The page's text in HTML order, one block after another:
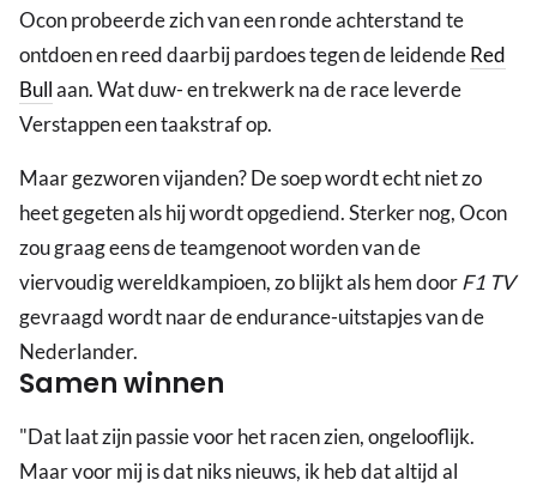
Ocon probeerde zich van een ronde achterstand te
ontdoen en reed daarbij pardoes tegen de leidendeRed
Bullaan. Wat duw- en trekwerk na de race leverde
Verstappen een taakstraf op.
Maar gezworen vijanden? De soep wordt echt niet zo
heet gegeten als hij wordt opgediend. Sterker nog, Ocon
zou graag eens de teamgenoot worden van de
viervoudig wereldkampioen, zo blijkt als hem doorF1 TV
gevraagd wordt naar de endurance-uitstapjes van de
Nederlander.
Samen winnen
"Dat laat zijn passie voor het racen zien, ongelooflijk.
Maar voor mij is dat niks nieuws, ik heb dat altijd al